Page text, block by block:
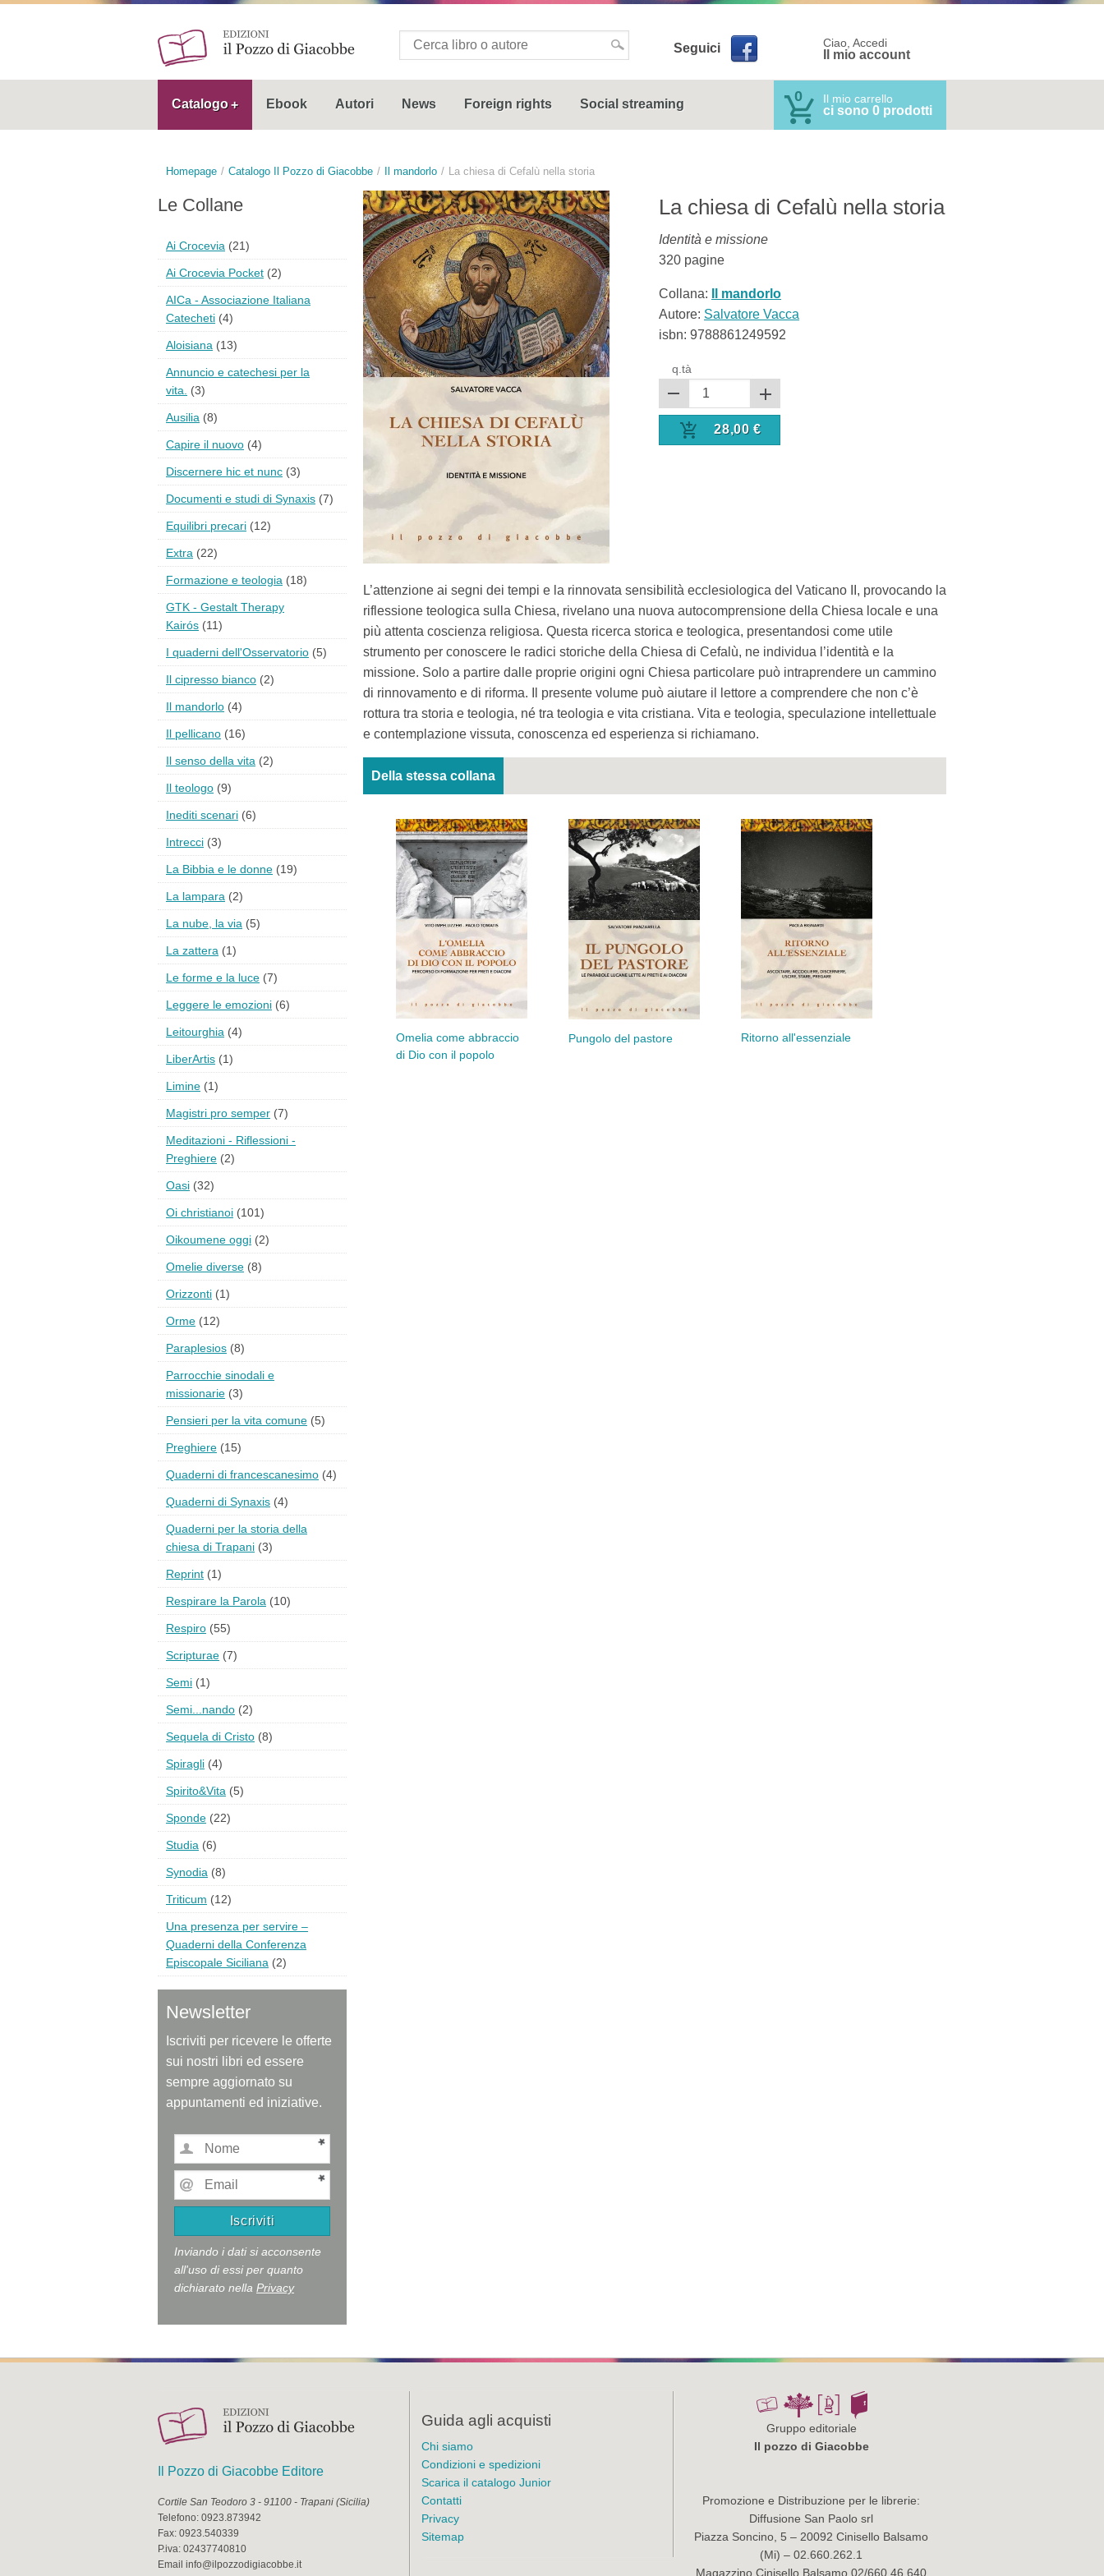
Seguici Ciao, Accedi
Il mio account
Catalogo Ebook Autori News Foreign rights Social streaming 0 Il mio carrello
ci sono 0 prodotti
Homepage Catalogo Il Pozzo di Giacobbe Il mandorlo La chiesa di Cefalù nella storia
La chiesa di Cefalù nella storia
Identità e missione
320 pagine
Collana:
Il mandorlo
Autore: Salvatore Vacca
isbn: 9788861249592
q.tà
28,00 €
L’attenzione ai segni dei tempi e la rinnovata sensibilità ecclesiologica del Vaticano II, provocando la
riflessione teologica sulla Chiesa, rivelano una nuova autocomprensione della Chiesa locale e una
più attenta coscienza religiosa. Questa ricerca storica e teologica, presentandosi come utile
strumento per conoscere le radici storiche della Chiesa di Cefalù, ne individua l’identità e la
missione. Solo a partire dalle proprie origini ogni Chiesa particolare può intraprendere un cammino
di rinnovamento e di riforma. Il presente volume può aiutare il lettore a comprendere che non c’è
rottura tra storia e teologia, né tra teologia e vita cristiana. Vita e teologia, speculazione intellettuale
e contemplazione vissuta, conoscenza ed esperienza si richiamano.
Della stessa collana
Omelia come abbraccio
di Dio con il popolo
Pungolo del pastore Ritorno all'essenziale
Le Collane
Ai Crocevia (21)
Ai Crocevia Pocket (2)
AICa - Associazione Italiana
Catecheti (4)
Aloisiana (13)
Annuncio e catechesi per la
vita.
(3)
Ausilia (8)
Capire il nuovo (4)
Discernere hic et nunc (3)
Documenti e studi di Synaxis (7)
Equilibri precari (12)
Extra (22)
Formazione e teologia (18)
GTK - Gestalt Therapy
Kairós (11)
I quaderni dell'Osservatorio (5)
Il cipresso bianco (2)
Il mandorlo (4)
Il pellicano (16)
Il senso della vita (2)
Il teologo (9)
Inediti scenari (6)
Intrecci (3)
La Bibbia e le donne (19)
La lampara (2)
La nube, la via (5)
La zattera (1)
Le forme e la luce (7)
Leggere le emozioni (6)
Leitourghia (4)
LiberArtis (1)
Limine (1)
Magistri pro semper (7)
Meditazioni - Riflessioni -
Preghiere (2)
Oasi (32)
Oi christianoi (101)
Oikoumene oggi (2)
Omelie diverse (8)
Orizzonti (1)
Orme (12)
Paraplesios (8)
Parrocchie sinodali e
missionarie (3)
Pensieri per la vita comune (5)
Preghiere (15)
Quaderni di francescanesimo (4)
Quaderni di Synaxis (4)
Quaderni per la storia della
chiesa di Trapani (3)
Reprint (1)
Respirare la Parola (10)
Respiro (55)
Scripturae (7)
Semi (1)
Semi...nando (2)
Sequela di Cristo (8)
Spiragli (4)
Spirito&Vita (5)
Sponde (22)
Studia (6)
Synodia (8)
Triticum (12)
Una presenza per servire –
Quaderni della Conferenza
Episcopale Siciliana (2)
Newsletter
Iscriviti per ricevere le offerte
sui nostri libri ed essere
sempre aggiornato su
appuntamenti ed iniziative.
Inviando i dati si acconsente
all'uso di essi per quanto
dichiarato nella Privacy
Il Pozzo di Giacobbe Editore
Cortile San Teodoro 3 - 91100 - Trapani (Sicilia)
Telefono: 0923.873942
Fax: 0923.540339
P.iva: 02437740810
Email info@ilpozzodigiacobbe.it
Guida agli acquisti
Chi siamo
Condizioni e spedizioni
Scarica il catalogo Junior
Contatti
Privacy
Sitemap
Gruppo editoriale
Il pozzo di Giacobbe
Promozione e Distribuzione per le librerie:
Diffusione San Paolo srl
Piazza Soncino, 5 – 20092 Cinisello Balsamo
(Mi) – 02.660.262.1
Magazzino Cinisello Balsamo 02/660.46.640